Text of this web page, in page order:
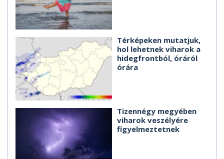
Térképeken mutatjuk,
hol lehetnek viharok a
hidegfrontból, óráról
órára
Tizennégy megyében
viharok veszélyére
figyelmeztetnek